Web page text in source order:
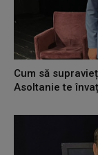
Cum să
Asoltanie te